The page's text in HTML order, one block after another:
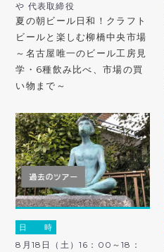
や 代表取締役
夏の朝ビール日和！クラフト
ビールと楽しむ柳橋中央市場
～名古屋唯一のビール工房見
学・6種飲み比べ、市場の買
い物まで～
日 時
8月18日（土）16：00～18：